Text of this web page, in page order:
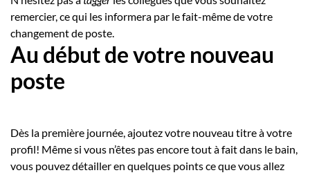
remercier, ce qui les informera par le fait-même de votre
changement de poste.
Au début de votre nouveau
poste
Dès la première journée, ajoutez votre nouveau titre à votre
profil! Même si vous n’êtes pas encore tout à fait dans le bain,
vous pouvez détailler en quelques points ce que vous allez